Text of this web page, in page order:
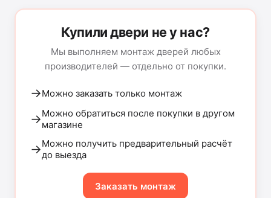
Купили двери не у нас?
Мы выполняем монтаж дверей любых
производителей — отдельно от покупки.
→Можно заказать только монтаж
→Можно обратиться после покупки в другом
магазине
→Можно получить предварительный расчёт
до выезда
Заказать монтаж